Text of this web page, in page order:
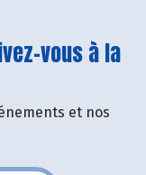
vous à la
et nos